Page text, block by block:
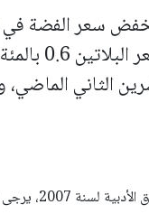
استعمال المضامين بموجب بند 27 أ